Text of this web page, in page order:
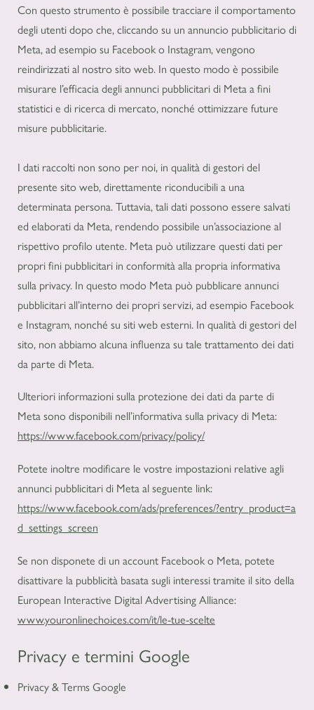
Con questo strumento è possibile tracciare il comportamento
degli utenti dopo che, cliccando su un annuncio pubblicitario di
Meta, ad esempio su Facebook o Instagram, vengono
reindirizzati al nostro sito web. In questo modo è possibile
misurare l’efficacia degli annunci pubblicitari di Meta a fini
statistici e di ricerca di mercato, nonché ottimizzare future
misure pubblicitarie.
I dati raccolti non sono per noi, in qualità di gestori del
presente sito web, direttamente riconducibili a una
determinata persona. Tuttavia, tali dati possono essere salvati
ed elaborati da Meta, rendendo possibile un’associazione al
rispettivo profilo utente. Meta può utilizzare questi dati per
propri fini pubblicitari in conformità alla propria informativa
sulla privacy. In questo modo Meta può pubblicare annunci
pubblicitari all’interno dei propri servizi, ad esempio Facebook
e Instagram, nonché su siti web esterni. In qualità di gestori del
sito, non abbiamo alcuna influenza su tale trattamento dei dati
da parte di Meta.
Ulteriori informazioni sulla protezione dei dati da parte di
Meta sono disponibili nell’informativa sulla privacy di Meta:
https://www.facebook.com/privacy/policy/
Potete inoltre modificare le vostre impostazioni relative agli
annunci pubblicitari di Meta al seguente link:
https://www.facebook.com/ads/preferences/?entry_product=a
d_settings_screen
Se non disponete di un account Facebook o Meta, potete
disattivare la pubblicità basata sugli interessi tramite il sito della
European Interactive Digital Advertising Alliance:
www.youronlinechoices.com/it/le-tue-scelte
Privacy e termini Google
Privacy & Terms Google